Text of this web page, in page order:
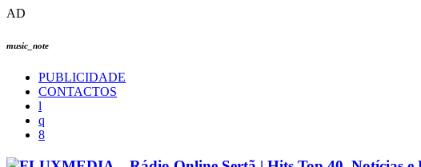
AD
music_note
PUBLICIDADE
CONTACTOS